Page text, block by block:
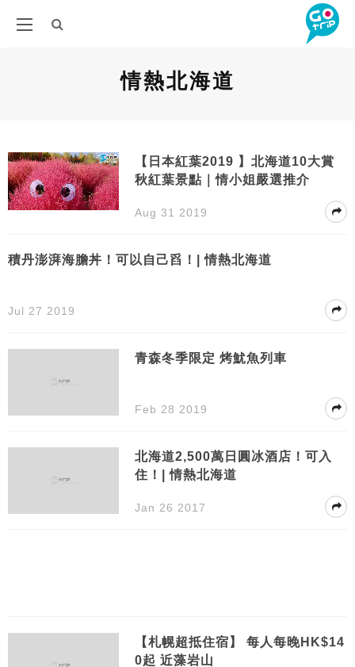
情熱北海道
【日本紅葉2019 】北海道10大賞
秋紅葉景點｜情小姐嚴選推介
Aug 31 2019
積丹澎湃海膽丼！可以自己舀！| 情熱北海道
Jul 27 2019
青森冬季限定 烤魷魚列車
Feb 28 2019
北海道2,500萬日圓冰酒店！可入
住！| 情熱北海道
Jan 26 2017
【札幌超抵住宿】 每人每晚HK$14
0起 近藻岩山